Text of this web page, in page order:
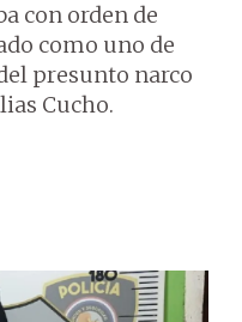
con orden de
como uno de
presunto narco
Cucho.